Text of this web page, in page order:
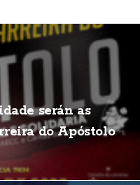
serán as
do Apóstolo